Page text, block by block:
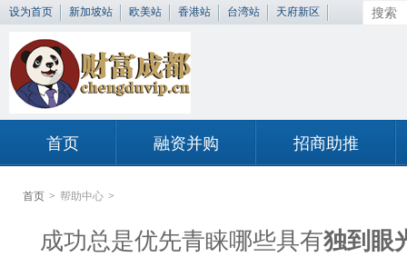
设为首页 新加坡站 欧美站 香港站 台湾站 天府新区
首页 融资并购 招商助推
首页 > 帮助中心 >
成功总是优先青睐哪些具有独到眼